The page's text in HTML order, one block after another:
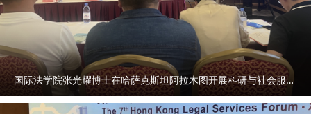
国际法学院张光耀博士在哈萨克斯坦阿拉木图开展科研与社会服务活动